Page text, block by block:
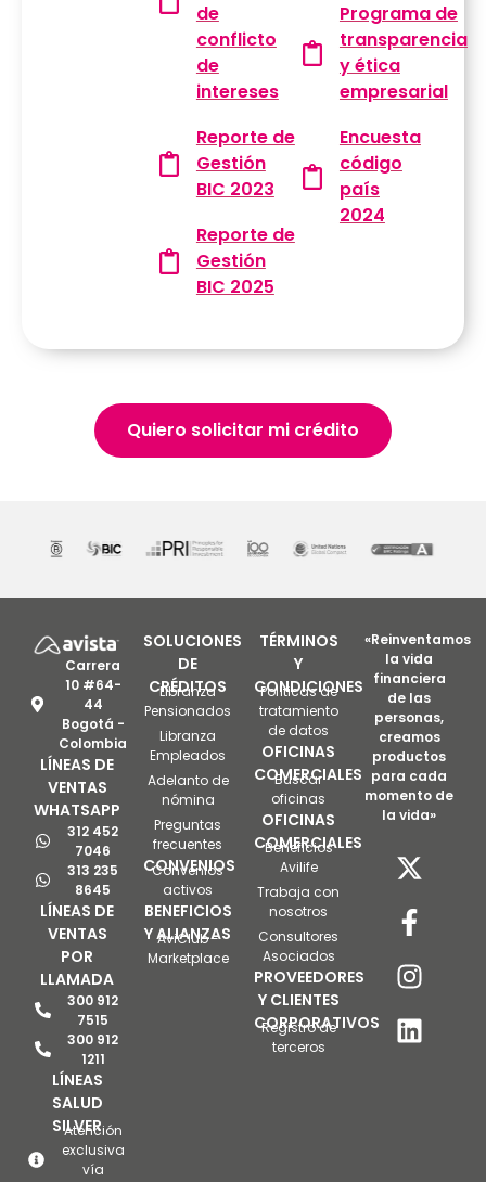
de
conflicto
de
intereses
Reporte de
Gestión
BIC 2023
Reporte de
Gestión
BIC 2025
Programa de
transparencia
y ética
empresarial
Encuesta
código
país
2024
Quiero solicitar mi crédito
Carrera
10 #64-
44
Bogotá -
Colombia
LÍNEAS DE
VENTAS
WHATSAPP
312 452
7046
313 235
8645
LÍNEAS DE
VENTAS
POR
LLAMADA
300 912
7515
300 912
1211
LÍNEAS
SALUD
SILVER
Atención
exclusiva
vía
SOLUCIONES
DE
CRÉDITOS
Libranza
Pensionados
Libranza
Empleados
Adelanto de
nómina
Preguntas
frecuentes
CONVENIOS
Convenios
activos
BENEFICIOS
Y ALIANZAS
AviClub -
Marketplace
TÉRMINOS
Y
CONDICIONES
Políticas de
tratamiento
de datos
OFICINAS
COMERCIALES
Buscar
oficinas
OFICINAS
COMERCIALES
Beneficios
Avilife
Trabaja con
nosotros
Consultores
Asociados
PROVEEDORES
Y CLIENTES
CORPORATIVOS
Registro de
terceros
«Reinventamos
la vida
financiera
de las
personas,
creamos
productos
para cada
momento de
la vida»